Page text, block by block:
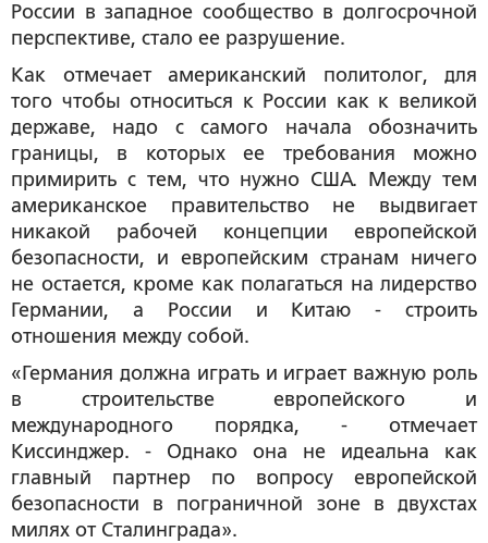
России в западное сообщество в долгосрочной
перспективе, стало ее разрушение.
Как отмечает американский политолог, для
того чтобы относиться к России как к великой
державе, надо с самого начала обозначить
границы, в которых ее требования можно
примирить с тем, что нужно США. Между тем
американское правительство не выдвигает
никакой рабочей концепции европейской
безопасности, и европейским странам ничего
не остается, кроме как полагаться на лидерство
Германии, а России и Китаю - строить
отношения между собой.
« Германия должна играть и играет важную роль
в строительстве европейского и
международного порядка, - отмечает
Киссинджер. - Однако она не идеальна как
главный партнер по вопросу европейской
безопасности в пограничной зоне в двухстах
милях от Сталинграда».